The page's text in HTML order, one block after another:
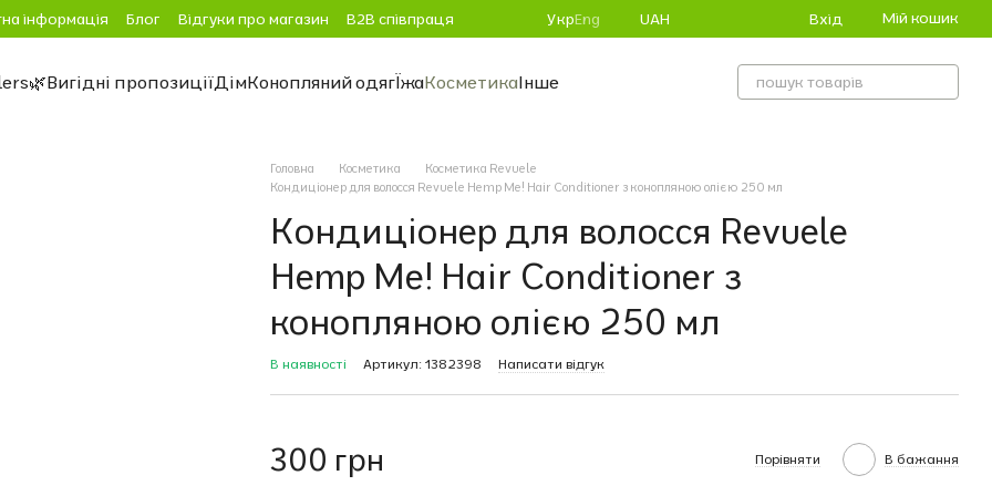
інформація Блог Відгуки про магазин B2B співпраця УкрEng UAH Вхід Мій кошик
🌿Вигідні пропозиціїДімКонопляний одягЇжаКосметикаІнше
Головна Косметика
Косметика Revuele
Кондиціонер для волосся Revuele Hemp Me! Hair Conditioner з конопляною олією 250 мл
Кондиціонер для волосся Revuele
Hemp Me! Hair Conditioner з
конопляною олією 250 мл
В наявності Артикул: 1382398 Написати відгук
300 грн Порівняти В бажання